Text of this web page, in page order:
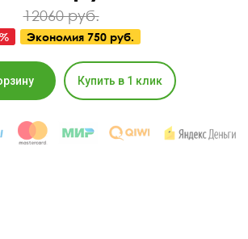
12060 руб.
% Экономия 750 руб.
Купить в 1 клик